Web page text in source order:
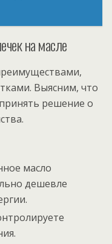
на масле
Выясним, что
решение о
масло
дешевле